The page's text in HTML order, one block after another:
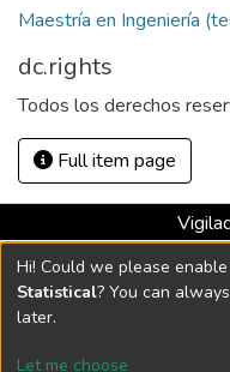
Maestría en Ingeniería
dc.rights
Todos los derechos
Full item page
Universidad con
DSpace software
Hi! Could we please
Statistical? You can
later.
Let me choose